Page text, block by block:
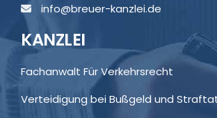
info@breuer-kanzlei.de
KANZLEI
Fachanwalt Für Verkehrsrecht
Verteidigung bei Bußgeld und